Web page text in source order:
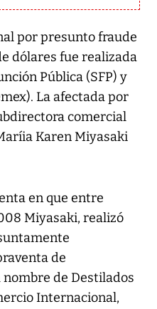
por presunto fraude
dólares fue realizada
Pública (SFP) y
La afectada por
comercial
Karen Miyasaki
en que entre
Miyasaki, realizó
de
de Destilados
Internacional,